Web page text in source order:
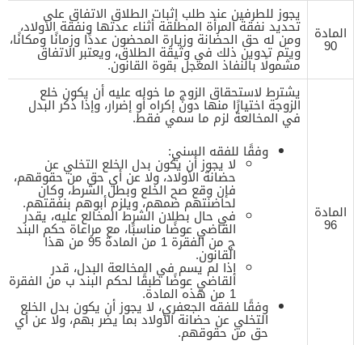
المادة
90
يجوز للطرفين عند طلب إثبات الطلاق الاتفاق على
تحديد نفقة المرأة المطلقة أثناء عدتها ونفقة الأولاد،
ومن له حق الحضانة وزيارة المحضون عددًا وزمانًا ومكانًا،
ويتم تدوين ذلك في وثيقة الطلاق، ويعتبر الاتفاق
مشمولًا بالنفاذ المعجل بقوة القانون.
المادة
96
يشترط لاستحقاق الزوج ما خوله عليه أن يكون خلع
الزوجة اختيارًا منها دون إكراه أو إضرار، وإذا ذكر البدل
في المخالعة لزم ما سمي فقط.
وفقًا للفقه السني:
لا يجوز أن يكون بدل الخلع التخلي عن
حضانة الأولاد، ولا عن أي حق من حقوقهم،
فإن وقع صح الخلع وبطل الشرط، وكان
لحاضنتهم ضمهم، ويلزم أبوهم بنفقتهم.
في حال بطلان الشرط المخالع عليه، يقدر
القاضي عوضًا مناسبًا، مع مراعاة حكم البند
ج من الفقرة 1 من المادة 95 من هذا
القانون.
إذا لم يسم في المخالعة البدل، قدر
القاضي عوضًا طبقًا لحكم البند ب من الفقرة
1 من هذه المادة.
وفقًا للفقه الجعفري، لا يجوز أن يكون بدل الخلع
التخلي عن حضانة الأولاد بما يضر بهم، ولا عن أي
حق من حقوقهم.